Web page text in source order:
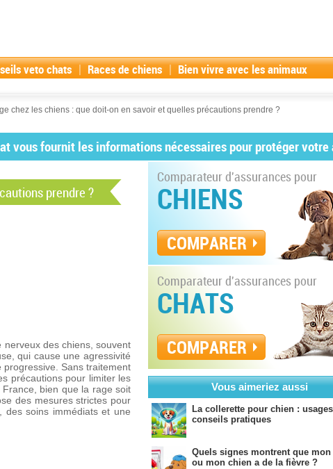
veto chats | Races de chiens | Bien vivre avec les animaux
chez les chiens : que doit-on en savoir et quelles précautions prendre ?
vous fournit les informations nécessaires pour protéger votre
prendre ?
des chiens, souvent
qui cause une agressivité
Sans traitement
précautions pour limiter les
bien que la rage soit
des mesures strictes pour
des soins immédiats et une
Comparateur d'assurances pour
CHIENS
COMPARER
Comparateur d'assurances pour
CHATS
COMPARER
Vous aimeriez aussi
La collerette pour chien :
conseils pratiques
Quels signes montrent que mon
ou mon chien a de la fièvre ?